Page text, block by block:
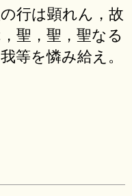
行は顕れん，故
聖，聖，聖なる
等を憐み給え。